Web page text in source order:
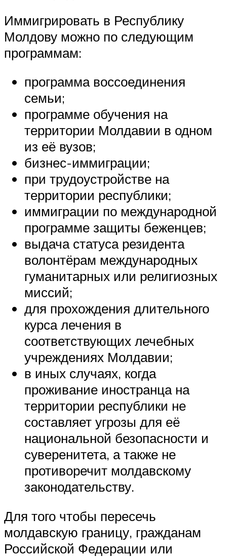
Иммигрировать в Республику
Молдову можно по следующим
программам:
программа воссоединения
семьи;
программе обучения на
территории Молдавии в одном
из её вузов;
бизнес-иммиграции;
при трудоустройстве на
территории республики;
иммиграции по международной
программе защиты беженцев;
выдача статуса резидента
волонтёрам международных
гуманитарных или религиозных
миссий;
для прохождения длительного
курса лечения в
соответствующих лечебных
учреждениях Молдавии;
в иных случаях, когда
проживание иностранца на
территории республики не
составляет угрозы для её
национальной безопасности и
суверенитета, а также не
противоречит молдавскому
законодательству.
Для того чтобы пересечь
молдавскую границу, гражданам
Российской Федерации или